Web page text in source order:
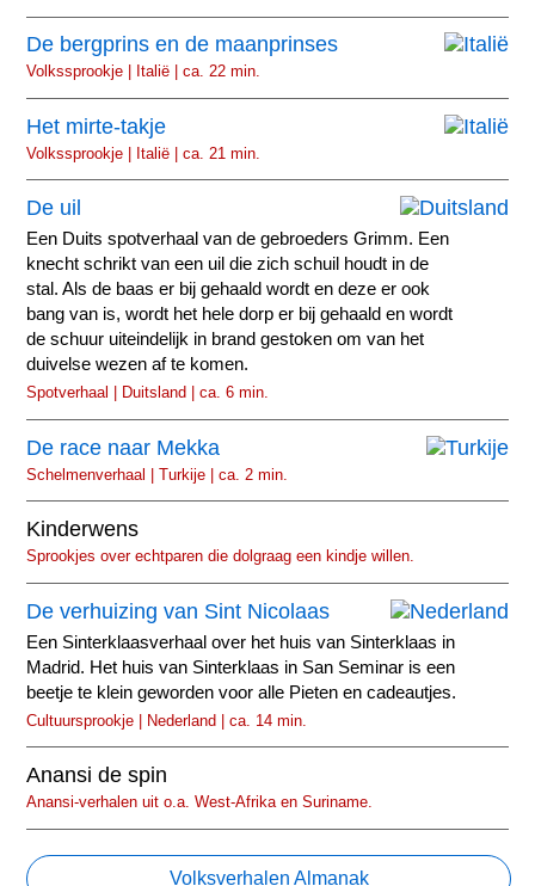
De bergprins en de maanprinses
Volkssprookje | Italië | ca. 22 min.
Het mirte-takje
Volkssprookje | Italië | ca. 21 min.
De uil
Een Duits spotverhaal van de gebroeders Grimm. Een
knecht schrikt van een uil die zich schuil houdt in de
stal. Als de baas er bij gehaald wordt en deze er ook
bang van is, wordt het hele dorp er bij gehaald en wordt
de schuur uiteindelijk in brand gestoken om van het
duivelse wezen af te komen.
Spotverhaal | Duitsland | ca. 6 min.
De race naar Mekka
Schelmenverhaal | Turkije | ca. 2 min.
Kinderwens
Sprookjes over echtparen die dolgraag een kindje willen.
De verhuizing van Sint Nicolaas
Een Sinterklaasverhaal over het huis van Sinterklaas in
Madrid. Het huis van Sinterklaas in San Seminar is een
beetje te klein geworden voor alle Pieten en cadeautjes.
Cultuursprookje | Nederland | ca. 14 min.
Anansi de spin
Anansi-verhalen uit o.a. West-Afrika en Suriname.
Volksverhalen Almanak